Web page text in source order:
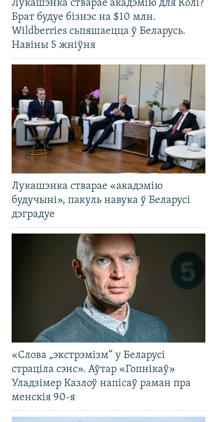
Лукашэнка стварае акадэмію для Колі?
Брат будуе бізнэс на $10 млн.
Wildberries сьпяшаецца ў Беларусь.
Навіны 5 жніўня
Лукашэнка стварае «акадэмію
будучыні», пакуль навука ў Беларусі
дэградуе
«Слова „экстрэмізм“ у Беларусі
страціла сэнс». Аўтар «Гопнікаў»
Уладзімер Казлоў напісаў раман пра
менскія 90-я